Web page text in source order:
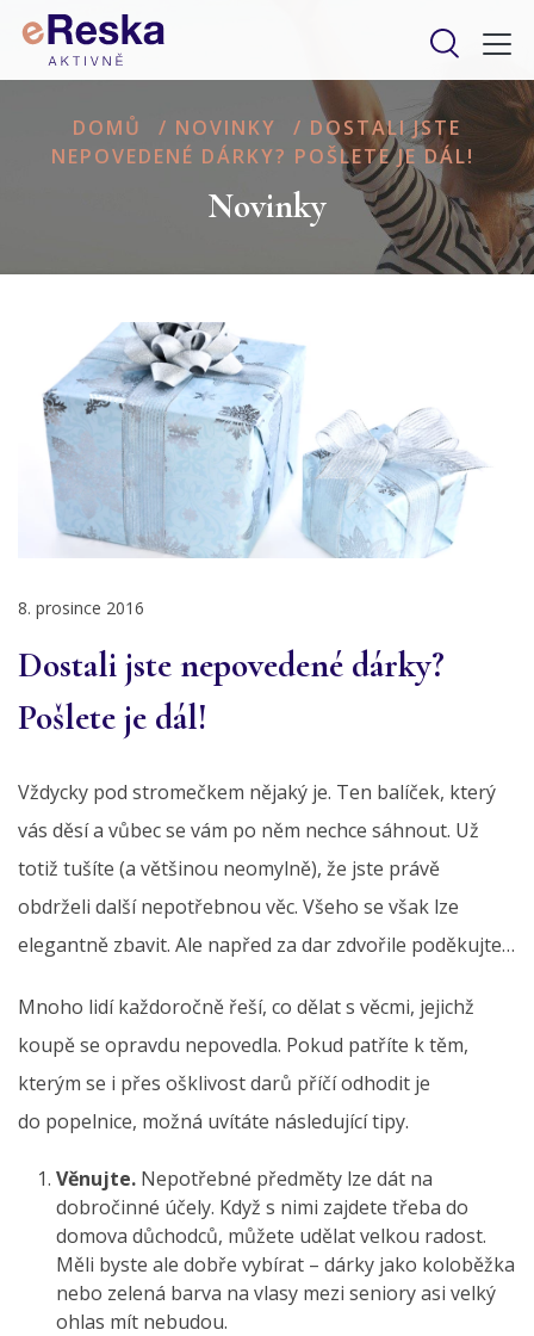
DOMŮ / NOVINKY / DOSTALI JSTE
NEPOVEDENÉ DÁRKY? POŠLETE JE DÁL!
Novinky
8. prosince 2016
Dostali jste nepovedené dárky?
Pošlete je dál!
Vždycky pod stromečkem nějaký je. Ten balíček, který
vás děsí a vůbec se vám po něm nechce sáhnout. Už
totiž tušíte (a většinou neomylně), že jste právě
obdrželi další nepotřebnou věc. Všeho se však lze
elegantně zbavit. Ale napřed za dar zdvořile poděkujte…
Mnoho lidí každoročně řeší, co dělat s věcmi, jejichž
koupě se opravdu nepovedla. Pokud patříte k těm,
kterým se i přes ošklivost darů příčí odhodit je
do popelnice, možná uvítáte následující tipy.
Věnujte. Nepotřebné předměty lze dát na
dobročinné účely. Když s nimi zajdete třeba do
domova důchodců, můžete udělat velkou radost.
Měli byste ale dobře vybírat – dárky jako koloběžka
nebo zelená barva na vlasy mezi seniory asi velký
ohlas mít nebudou.